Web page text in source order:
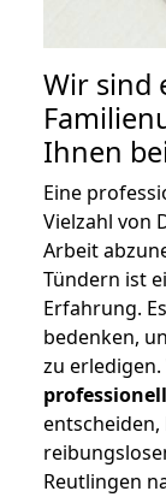
Wir sind
Ihnen
Eine
Vielzahl von
Arbeit
Tündern ist
Erfahrung.
bedenken,
zu
entscheiden,
Reutlingen